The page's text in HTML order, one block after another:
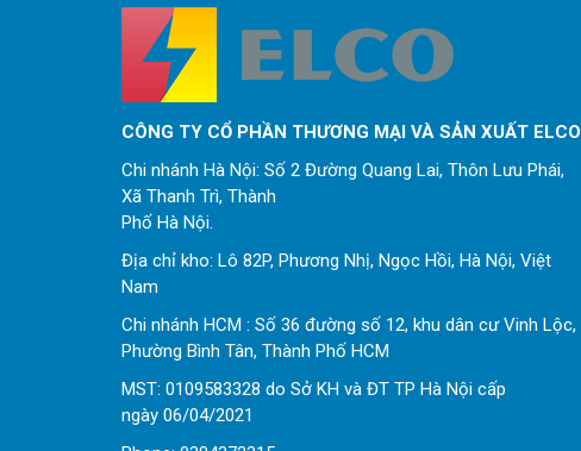
CÔNG TY CỔ PHẦN THƯƠNG MẠI VÀ SẢN XUẤT ELCO
Chi nhánh Hà Nội: Số 2 Đường Quang Lai, Thôn Lưu Phái,
Xã Thanh Trì, Thành
Phố Hà Nội.
Địa chỉ kho: Lô 82P, Phương Nhị, Ngọc Hồi, Hà Nội, Việt
Nam
Chi nhánh HCM : Số 36 đường số 12, khu dân cư Vinh Lộc,
Phường Bình Tân, Thành Phố HCM
MST: 0109583328 do Sở KH và ĐT TP Hà Nội cấp
ngày 06/04/2021